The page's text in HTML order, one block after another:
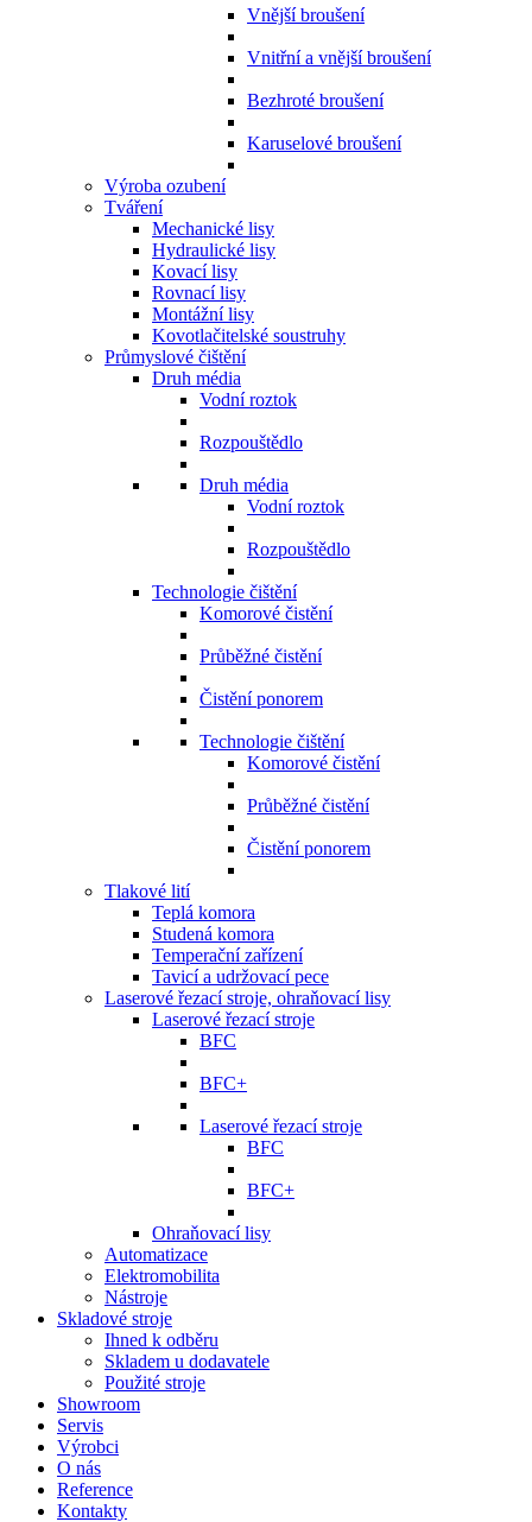
Vnější broušení
Vnitřní a vnější broušení
Bezhroté broušení
Karuselové broušení
Výroba ozubení
Tváření
Mechanické lisy
Hydraulické lisy
Kovací lisy
Rovnací lisy
Montážní lisy
Kovotlačitelské soustruhy
Průmyslové čištění
Druh média
Vodní roztok
Rozpouštědlo
Druh média
Vodní roztok
Rozpouštědlo
Technologie čištění
Komorové čistění
Průběžné čistění
Čistění ponorem
Technologie čištění
Komorové čistění
Průběžné čistění
Čistění ponorem
Tlakové lití
Teplá komora
Studená komora
Temperační zařízení
Tavicí a udržovací pece
Laserové řezací stroje, ohraňovací lisy
Laserové řezací stroje
BFC
BFC+
Laserové řezací stroje
BFC
BFC+
Ohraňovací lisy
Automatizace
Elektromobilita
Nástroje
Skladové stroje
Ihned k odběru
Skladem u dodavatele
Použité stroje
Showroom
Servis
Výrobci
O nás
Reference
Kontakty